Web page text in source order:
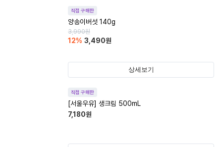
직접 구매한
양송이버섯 140g
3,990원
12% 3,490원
상세보기
직접 구매한
[서울우유] 생크림 500mL
7,180원